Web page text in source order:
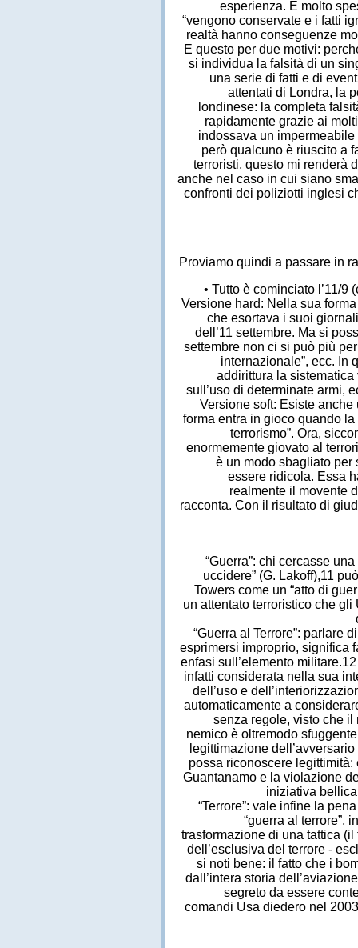
esperienza. E molto
“vengono conservate e i fatti
realtà hanno conseguenze
E questo per due motivi:
si individua la falsità di un
una serie di fatti e di
attentati di Londra, la
londinese: la completa
rapidamente grazie ai
indossava un
però qualcuno è riuscito a
terroristi, questo mi renderà
anche nel caso in cui siano
confronti dei poliziotti inglesi
Proviamo quindi a passare in
• Tutto è cominciato l’11/
Versione hard: Nella sua
che esortava i suoi
dell’11 settembre. Ma si
settembre non ci si può più
internazionale”, ecc. In
addirittura la
sull’uso di determinate armi,
Versione soft: Esiste
forma entra in gioco quando
terrorismo”. Ora,
enormemente giovato al
è un modo sbagliato per
essere ridicola. Essa
realmente il movente
racconta. Con il risultato di
“Guerra”: chi cercasse
uccidere” (G. Lakoff),11
Towers come un “atto di
un attentato terroristico che gli
“Guerra al Terrore”: parlare
esprimersi improprio, significa
enfasi sull’elemento
infatti considerata nella sua
dell’uso e
automaticamente a
senza regole, visto che il
nemico è oltremodo
legittimazione
possa riconoscere legittimità:
Guantanamo e la violazione
iniziativa
“Terrore”: vale infine la
“guerra al terrore”,
trasformazione di una tattica
dell’esclusiva del terrore -
si noti bene: il fatto che i
dall’intera storia
segreto da essere
comandi Usa diedero nel